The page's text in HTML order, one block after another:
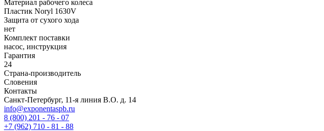
Материал рабочего колеса
Пластик Noryl 1630V
Защита от сухого хода
нет
Комплект поставки
насос, инструкция
Гарантия
24
Страна-производитель
Словения
Контакты
Санкт-Петербург, 11-я линия В.О. д. 14
info@exponentaspb.ru
8 (800) 201 - 76 - 07
+7 (962) 710 - 81 - 88